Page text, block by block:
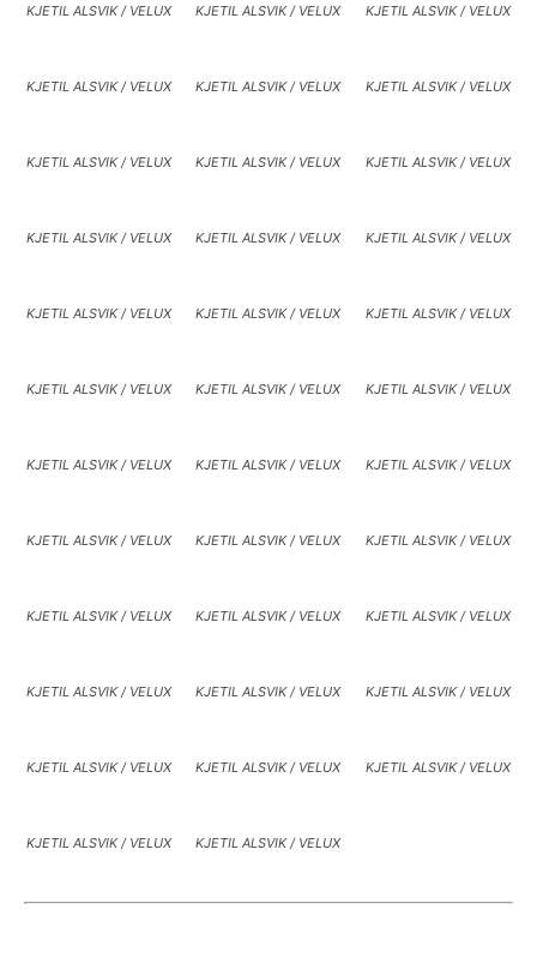
KJETIL ALSVIK / VELUX KJETIL ALSVIK / VELUX KJETIL ALSVIK / VELUX
KJETIL ALSVIK / VELUX KJETIL ALSVIK / VELUX KJETIL ALSVIK / VELUX
KJETIL ALSVIK / VELUX KJETIL ALSVIK / VELUX KJETIL ALSVIK / VELUX
KJETIL ALSVIK / VELUX KJETIL ALSVIK / VELUX KJETIL ALSVIK / VELUX
KJETIL ALSVIK / VELUX KJETIL ALSVIK / VELUX KJETIL ALSVIK / VELUX
KJETIL ALSVIK / VELUX KJETIL ALSVIK / VELUX KJETIL ALSVIK / VELUX
KJETIL ALSVIK / VELUX KJETIL ALSVIK / VELUX KJETIL ALSVIK / VELUX
KJETIL ALSVIK / VELUX KJETIL ALSVIK / VELUX KJETIL ALSVIK / VELUX
KJETIL ALSVIK / VELUX KJETIL ALSVIK / VELUX KJETIL ALSVIK / VELUX
KJETIL ALSVIK / VELUX KJETIL ALSVIK / VELUX KJETIL ALSVIK / VELUX
KJETIL ALSVIK / VELUX KJETIL ALSVIK / VELUX KJETIL ALSVIK / VELUX
KJETIL ALSVIK / VELUX KJETIL ALSVIK / VELUX